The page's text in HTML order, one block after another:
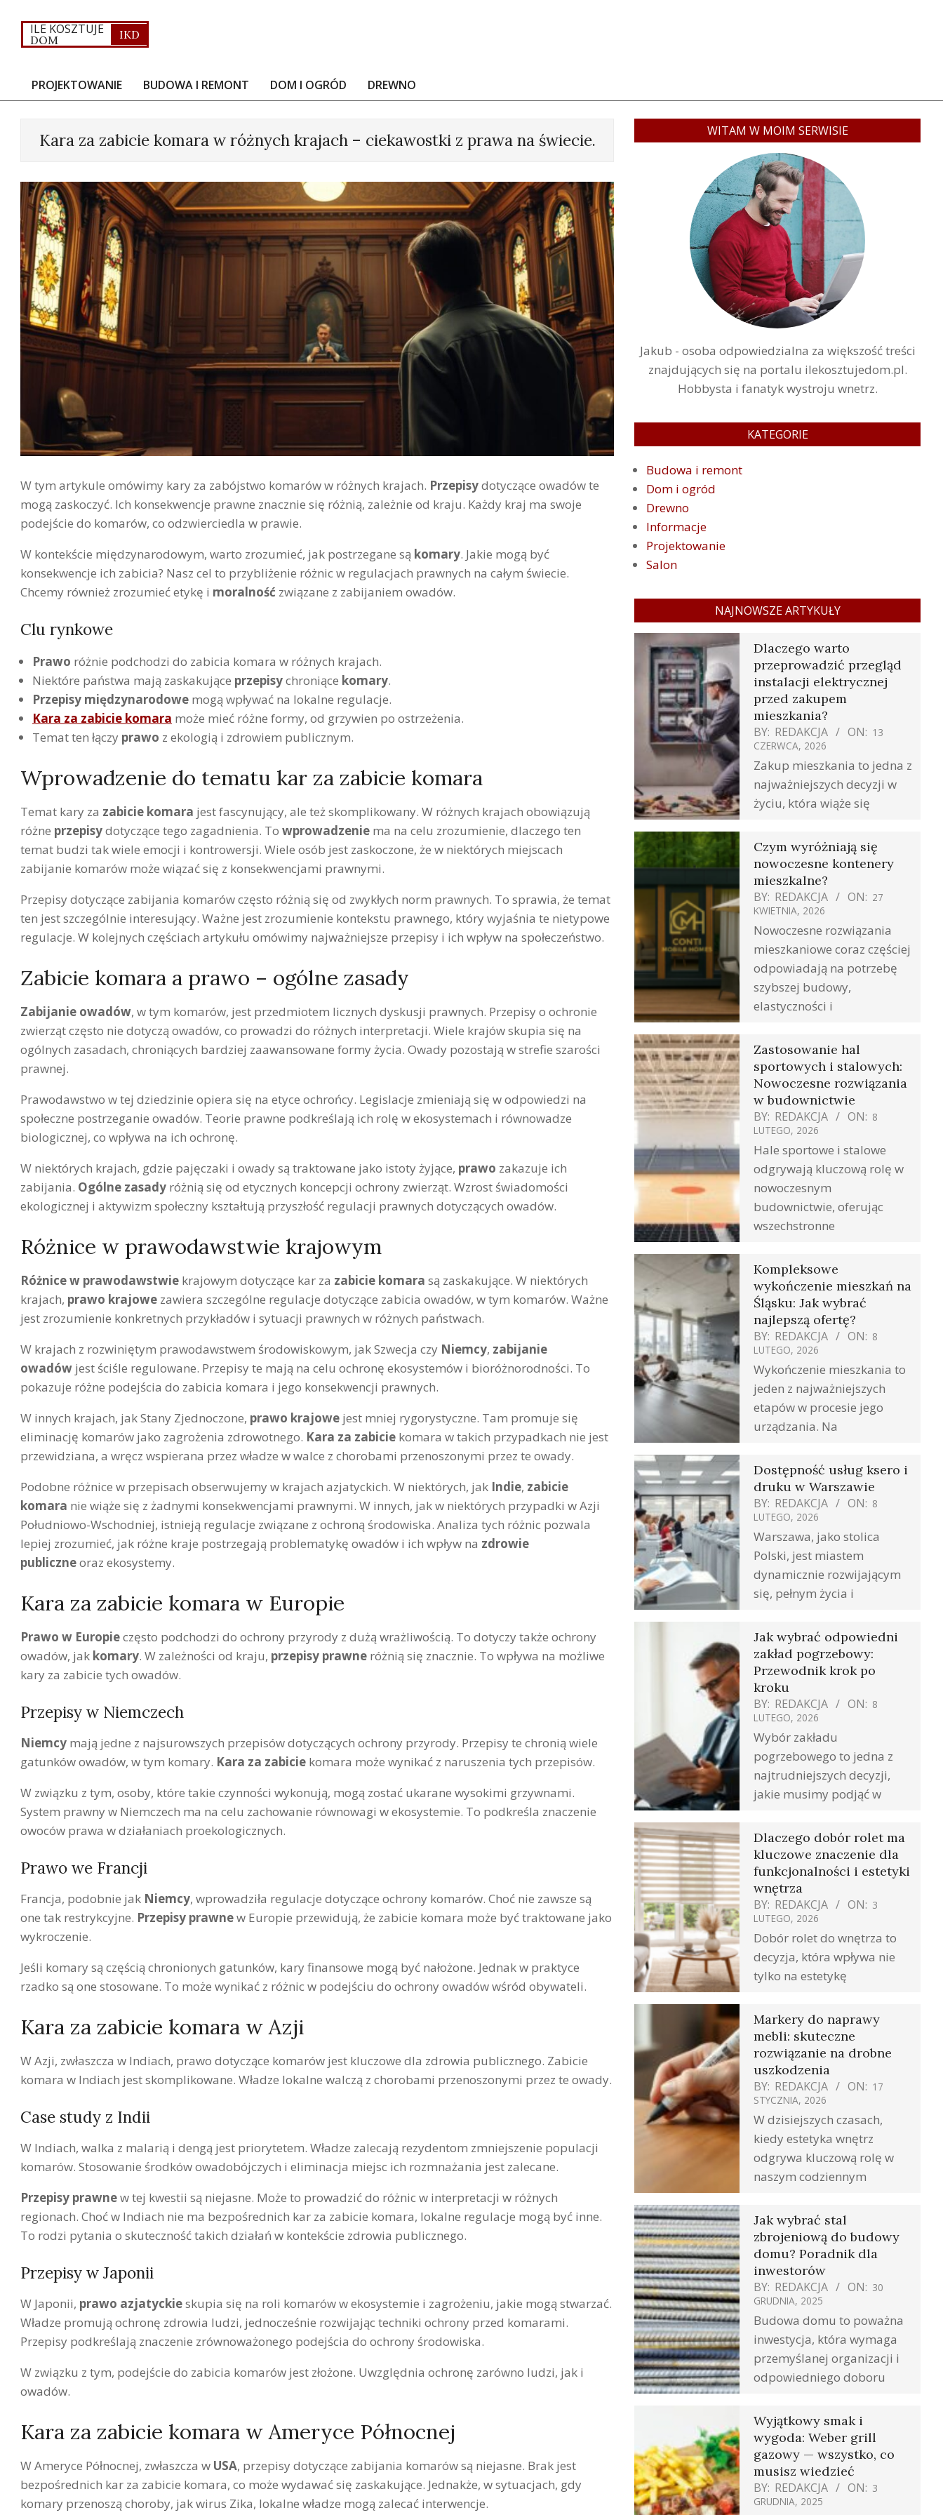
content
ILE KOSZTUJE
DOM IKD
Primary
Menu
PROJEKTOWANIE BUDOWA I REMONT DOM I OGRÓD DREWNO
Kara za zabicie komara w różnych krajach – ciekawostki z prawa na świecie.
W tym artykule omówimy kary za zabójstwo komarów w różnych krajach. Przepisydotyczące owadów te
mogą zaskoczyć. Ich konsekwencje prawne znacznie się różnią, zależnie od kraju. Każdy kraj ma swoje
podejście do komarów, co odzwierciedla w prawie.
W kontekście międzynarodowym, warto zrozumieć, jak postrzegane są komary. Jakie mogą być
konsekwencje ich zabicia? Nasz cel to przybliżenie różnic w regulacjach prawnych na całym świecie.
Chcemy również zrozumieć etykę i moralność związane z zabijaniem owadów.
Clu rynkowe
Prawo różnie podchodzi do zabicia komara w różnych krajach.
Niektóre państwa mają zaskakujące przepisychroniące komary.
Przepisy międzynarodowe mogą wpływać na lokalne regulacje.
Kara za zabicie komara może mieć różne formy, od grzywien po ostrzeżenia.
Temat ten łączy prawo z ekologią i zdrowiem publicznym.
Wprowadzenie do tematu kar za zabicie komara
Temat kary za zabicie komara jest fascynujący, ale też skomplikowany. W różnych krajach obowiązują
różne przepisydotyczące tego zagadnienia. To wprowadzenie ma na celu zrozumienie, dlaczego ten
temat budzi tak wiele emocji i kontrowersji. Wiele osób jest zaskoczone, że w niektórych miejscach
zabijanie komarów może wiązać się z konsekwencjami prawnymi.
Przepisy dotyczące zabijania komarów często różnią się od zwykłych norm prawnych. To sprawia, że temat
ten jest szczególnie interesujący. Ważne jest zrozumienie kontekstu prawnego, który wyjaśnia te nietypowe
regulacje. W kolejnych częściach artykułu omówimy najważniejsze przepisy i ich wpływ na społeczeństwo.
Zabicie komara a prawo – ogólne zasady
Zabijanie owadów, w tym komarów, jest przedmiotem licznych dyskusji prawnych. Przepisy o ochronie
zwierząt często nie dotyczą owadów, co prowadzi do różnych interpretacji. Wiele krajów skupia się na
ogólnych zasadach, chroniących bardziej zaawansowane formy życia. Owady pozostają w strefie szarości
prawnej.
Prawodawstwo w tej dziedzinie opiera się na etyce ochrońcy. Legislacje zmieniają się w odpowiedzi na
społeczne postrzeganie owadów. Teorie prawne podkreślają ich rolę w ekosystemach i równowadze
biologicznej, co wpływa na ich ochronę.
W niektórych krajach, gdzie pajęczaki i owady są traktowane jako istoty żyjące, prawo zakazuje ich
zabijania. Ogólne zasady różnią się od etycznych koncepcji ochrony zwierząt. Wzrost świadomości
ekologicznej i aktywizm społeczny kształtują przyszłość regulacji prawnych dotyczących owadów.
Różnice w prawodawstwie krajowym
Różnice w prawodawstwie krajowym dotyczące kar za zabicie komara są zaskakujące. W niektórych
krajach, prawo krajowe zawiera szczególne regulacje dotyczące zabicia owadów, w tym komarów. Ważne
jest zrozumienie konkretnych przykładów i sytuacji prawnych w różnych państwach.
W krajach z rozwiniętym prawodawstwem środowiskowym, jak Szwecja czy Niemcy, zabijanie
owadów jest ściśle regulowane. Przepisy te mają na celu ochronę ekosystemów i bioróżnorodności. To
pokazuje różne podejścia do zabicia komara i jego konsekwencji prawnych.
W innych krajach, jak Stany Zjednoczone, prawo krajowe jest mniej rygorystyczne. Tam promuje się
eliminację komarów jako zagrożenia zdrowotnego. Kara za zabicie komara w takich przypadkach nie jest
przewidziana, a wręcz wspierana przez władze w walce z chorobami przenoszonymi przez te owady.
Podobne różnice w przepisach obserwujemy w krajach azjatyckich. W niektórych, jak Indie, zabicie
komara nie wiąże się z żadnymi konsekwencjami prawnymi. W innych, jak w niektórych przypadki w Azji
Południowo-Wschodniej, istnieją regulacje związane z ochroną środowiska. Analiza tych różnic pozwala
lepiej zrozumieć, jak różne kraje postrzegają problematykę owadów i ich wpływ na zdrowie
publiczneoraz ekosystemy.
Kara za zabicie komara w Europie
Prawo w Europieczęsto podchodzi do ochrony przyrody z dużą wrażliwością. To dotyczy także ochrony
owadów, jak komary. W zależności od kraju, przepisy prawne różnią się znacznie. To wpływa na możliwe
kary za zabicie tych owadów.
Przepisy w Niemczech
Niemcy mają jedne z najsurowszych przepisów dotyczących ochrony przyrody. Przepisy te chronią wiele
gatunków owadów, w tym komary. Kara za zabicie komara może wynikać z naruszenia tych przepisów.
W związku z tym, osoby, które takie czynności wykonują, mogą zostać ukarane wysokimi grzywnami.
System prawny w Niemczech ma na celu zachowanie równowagi w ekosystemie. To podkreśla znaczenie
owoców prawa w działaniach proekologicznych.
Prawo we Francji
Francja, podobnie jak Niemcy, wprowadziła regulacje dotyczące ochrony komarów. Choć nie zawsze są
one tak restrykcyjne. Przepisy prawnew Europie przewidują, że zabicie komara może być traktowane jako
wykroczenie.
Jeśli komary są częścią chronionych gatunków, kary finansowe mogą być nałożone. Jednak w praktyce
rzadko są one stosowane. To może wynikać z różnic w podejściu do ochrony owadów wśród obywateli.
Kara za zabicie komara w Azji
W Azji, zwłaszcza w Indiach, prawo dotyczące komarów jest kluczowe dla zdrowia publicznego. Zabicie
komara w Indiach jest skomplikowane. Władze lokalne walczą z chorobami przenoszonymi przez te owady.
Case study z Indii
W Indiach, walka z malarią i dengą jest priorytetem. Władze zalecają rezydentom zmniejszenie populacji
komarów. Stosowanie środków owadobójczych i eliminacja miejsc ich rozmnażania jest zalecane.
Przepisy prawnew tej kwestii są niejasne. Może to prowadzić do różnic w interpretacji w różnych
regionach. Choć w Indiach nie ma bezpośrednich kar za zabicie komara, lokalne regulacje mogą być inne.
To rodzi pytania o skuteczność takich działań w kontekście zdrowia publicznego.
Przepisy w Japonii
W Japonii, prawo azjatyckieskupia się na roli komarów w ekosystemie i zagrożeniu, jakie mogą stwarzać.
Władze promują ochronę zdrowia ludzi, jednocześnie rozwijając techniki ochrony przed komarami.
Przepisy podkreślają znaczenie zrównoważonego podejścia do ochrony środowiska.
W związku z tym, podejście do zabicia komarów jest złożone. Uwzględnia ochronę zarówno ludzi, jak i
owadów.
Kara za zabicie komara w Ameryce Północnej
W Ameryce Północnej, zwłaszcza w USA, przepisy dotyczące zabijania komarów są niejasne. Brak jest
bezpośrednich kar za zabicie komara, co może wydawać się zaskakujące. Jednakże, w sytuacjach, gdy
komary przenoszą choroby, jak wirus Zika, lokalne władze mogą zalecać interwencje.
WITAM W MOIM SERWISIE
Jakub - osoba odpowiedzialna za większość treści
znajdujących się na portalu ilekosztujedom.pl.
Hobbysta i fanatyk wystroju wnetrz.
KATEGORIE
Budowa i remont
Dom i ogród
Drewno
Informacje
Projektowanie
Salon
NAJNOWSZE ARTYKUŁY
Dlaczego warto
przeprowadzić przegląd
instalacji elektrycznej
przed zakupem
mieszkania?
BY: REDAKCJA ON: 13
CZERWCA, 2026
Zakup mieszkania to jedna z
najważniejszych decyzji w
życiu, która wiąże się
Czym wyróżniają się
nowoczesne kontenery
mieszkalne?
BY: REDAKCJA ON: 27
KWIETNIA, 2026
Nowoczesne rozwiązania
mieszkaniowe coraz częściej
odpowiadają na potrzebę
szybszej budowy,
elastyczności i
Zastosowanie hal
sportowych i stalowych:
Nowoczesne rozwiązania
w budownictwie
BY: REDAKCJA ON: 8
LUTEGO, 2026
Hale sportowe i stalowe
odgrywają kluczową rolę w
nowoczesnym
budownictwie, oferując
wszechstronne
Kompleksowe
wykończenie mieszkań na
Śląsku: Jak wybrać
najlepszą ofertę?
BY: REDAKCJA ON: 8
LUTEGO, 2026
Wykończenie mieszkania to
jeden z najważniejszych
etapów w procesie jego
urządzania. Na
Dostępność usług ksero i
druku w Warszawie
BY: REDAKCJA ON: 8
LUTEGO, 2026
Warszawa, jako stolica
Polski, jest miastem
dynamicznie rozwijającym
się, pełnym życia i
Jak wybrać odpowiedni
zakład pogrzebowy:
Przewodnik krok po
kroku
BY: REDAKCJA ON: 8
LUTEGO, 2026
Wybór zakładu
pogrzebowego to jedna z
najtrudniejszych decyzji,
jakie musimy podjąć w
Dlaczego dobór rolet ma
kluczowe znaczenie dla
funkcjonalności i estetyki
wnętrza
BY: REDAKCJA ON: 3
LUTEGO, 2026
Dobór rolet do wnętrza to
decyzja, która wpływa nie
tylko na estetykę
Markery do naprawy
mebli: skuteczne
rozwiązanie na drobne
uszkodzenia
BY: REDAKCJA ON: 17
STYCZNIA, 2026
W dzisiejszych czasach,
kiedy estetyka wnętrz
odgrywa kluczową rolę w
naszym codziennym
Jak wybrać stal
zbrojeniową do budowy
domu? Poradnik dla
inwestorów
BY: REDAKCJA ON: 30
GRUDNIA, 2025
Budowa domu to poważna
inwestycja, która wymaga
przemyślanej organizacji i
odpowiedniego doboru
Wyjątkowy smak i
wygoda: Weber grill
gazowy — wszystko, co
musisz wiedzieć
BY: REDAKCJA ON: 3
GRUDNIA, 2025